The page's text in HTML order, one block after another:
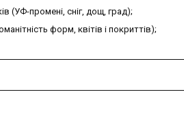
(УФ-промені, сніг, дощ, град);
форм, квітів і покриттів);